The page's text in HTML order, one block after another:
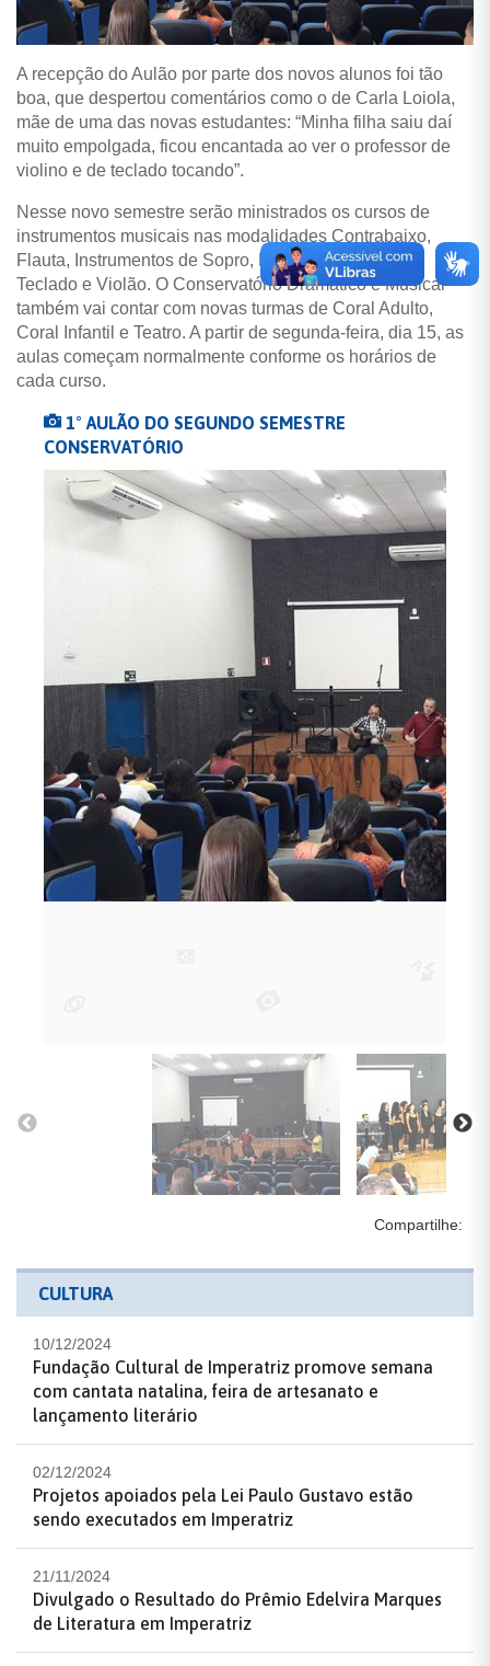
A recepção do Aulão por parte dos novos alunos foi tão
boa, que despertou comentários como o de Carla Loiola,
mãe de uma das novas estudantes: “Minha filha saiu daí
muito empolgada, ficou encantada ao ver o professor de
violino e de teclado tocando”.
Nesse novo semestre serão ministrados os cursos de
instrumentos musicais nas modalidades Contrabaixo,
Flauta, Instrumentos de Sopro, Percussão, Violino,
Teclado e Violão. O Conservatório Dramático e Musical
também vai contar com novas turmas de Coral Adulto,
Coral Infantil e Teatro. A partir de segunda-feira, dia 15, as
aulas começam normalmente conforme os horários de
cada curso.
1° AULÃO DO SEGUNDO SEMESTRE
CONSERVATÓRIO
Compartilhe:
CULTURA
10/12/2024
Fundação Cultural de Imperatriz promove semana
com cantata natalina, feira de artesanato e
lançamento literário
02/12/2024
Projetos apoiados pela Lei Paulo Gustavo estão
sendo executados em Imperatriz
21/11/2024
Divulgado o Resultado do Prêmio Edelvira Marques
de Literatura em Imperatriz